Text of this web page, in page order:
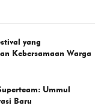
yang
Kebersamaan Warga
Ummul
Baru